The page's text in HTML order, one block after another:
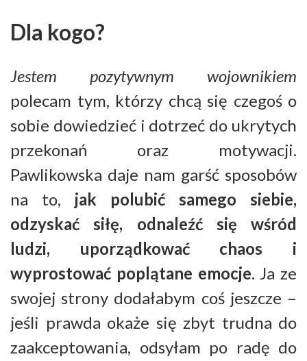
Dla kogo?
Jestem pozytywnym wojownikiem
polecam tym, którzy chcą się czegoś o
sobie dowiedzieć i dotrzeć do ukrytych
przekonań oraz motywacji.
Pawlikowska daje nam garść sposobów
na to, jak polubić samego siebie,
odzyskać siłę, odnaleźć się wśród
ludzi, uporządkować chaos i
wyprostować poplątane emocje. Ja ze
swojej strony dodałabym coś jeszcze –
jeśli prawda okaże się zbyt trudna do
zaakceptowania, odsyłam po radę do